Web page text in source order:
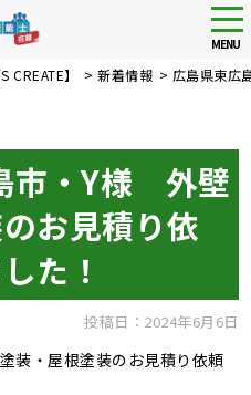
MENU
】 >新着情報 > 広島県東広
市・Y様 外壁
お見積り依
た！
投稿日：2024年6月6日
装・屋根塗装のお見積り依頼